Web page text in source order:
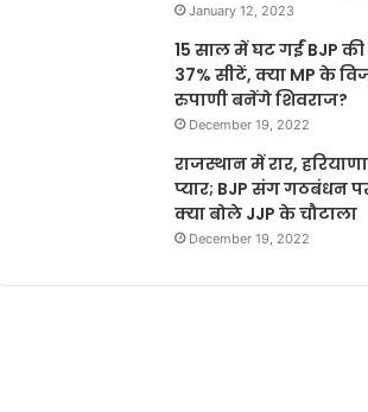
January 12, 2023
15 साल में घट गईं BJP की
37% सीटें, क्या MP के
रुपाणी बनेंगे शिवराज?
December 19, 2022
राजस्थान में रार,
प्यार; BJP संग गठबंधन
क्या बोले JJP के चौटाला
December 19, 2022